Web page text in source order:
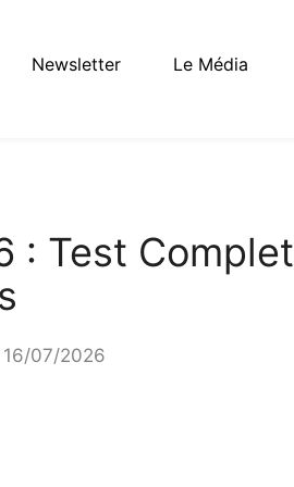
Newsletter Le Média
: Test Complet
16/07/2026